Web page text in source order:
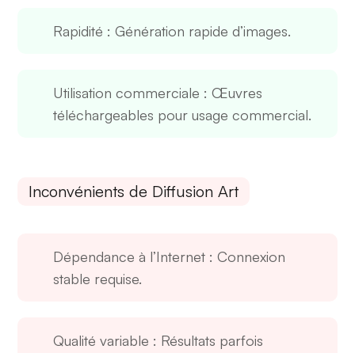
Rapidité : Génération rapide d’images.
Utilisation commerciale : Œuvres
téléchargeables pour usage commercial.
Inconvénients de Diffusion Art
Dépendance à l’Internet : Connexion
stable requise.
Qualité variable : Résultats parfois